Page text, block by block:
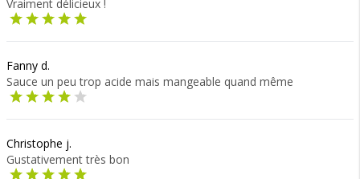
Vraiment délicieux !
Fanny d.
Sauce un peu trop acide mais mangeable quand même
Christophe j.
Gustativement très bon